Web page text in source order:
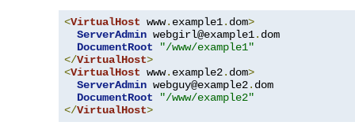
<VirtualHost www. example1. dom>
ServerAdmin webgirl@example1. dom
DocumentRoot
"/www/example1"
</VirtualHost>
<VirtualHost www. example2. dom>
ServerAdmin webguy@example2. dom
DocumentRoot
"/www/example2"
</VirtualHost>